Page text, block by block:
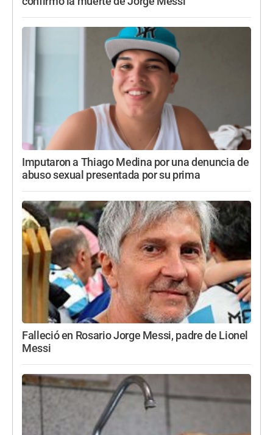
Imputaron a Thiago Medina por una denuncia de
abuso sexual presentada por su prima
Falleció en Rosario Jorge Messi, padre de Lionel
Messi